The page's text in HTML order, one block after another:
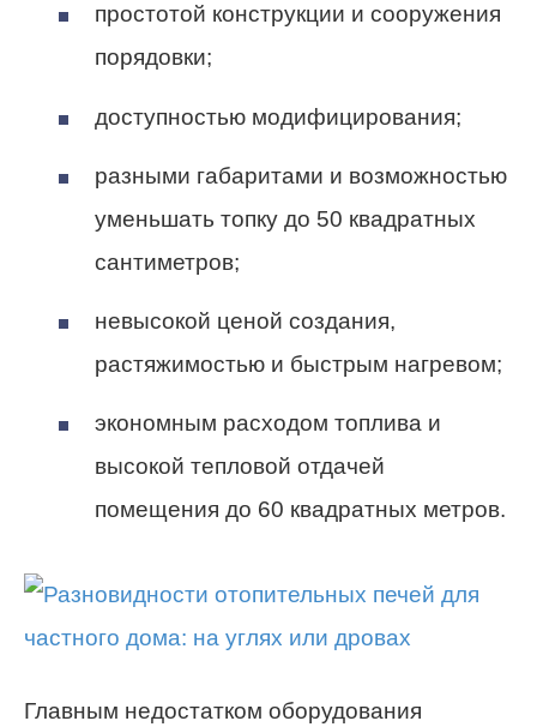
простотой конструкции и сооружения
порядовки;
доступностью модифицирования;
разными габаритами и возможностью
уменьшать топку до 50 квадратных
сантиметров;
невысокой ценой создания,
растяжимостью и быстрым нагревом;
экономным расходом топлива и
высокой тепловой отдачей
помещения до 60 квадратных метров.
Главным недостатком оборудования